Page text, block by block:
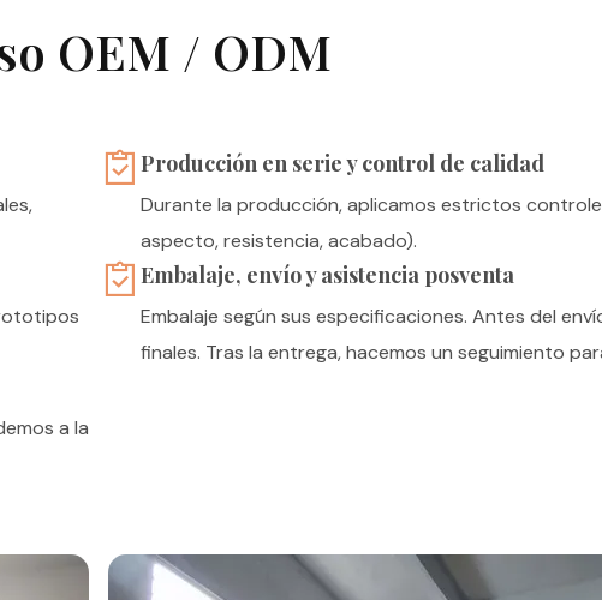
OEM / ODM
Producción en serie y control de calidad
Durante la producción, aplicamos estrictos
aspecto, resistencia, acabado).
Embalaje, envío y asistencia posventa
Embalaje según sus especificaciones. Antes del
finales. Tras la entrega, hacemos un seguimiento
a la